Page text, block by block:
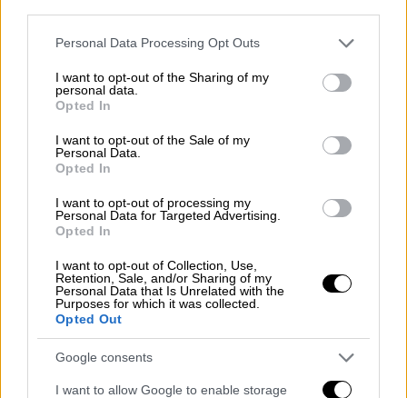
Please note that this website/app uses one or more Google
not limited to your visit or usage behaviour. You may click to
grant or deny consent to Google and its third-party tags to
use your data for below specified purposes in below Google
consent section.
Personal Data Processing Opt Outs
I want to opt-out of the Sharing of my
personal data.
Opted In
I want to opt-out of the Sale of my
Personal Data.
Opted In
I want to opt-out of processing my
Personal Data for Targeted Advertising.
Opted In
I want to opt-out of Collection, Use,
Retention, Sale, and/or Sharing of my
Personal Data that Is Unrelated with the
Purposes for which it was collected.
Opted Out
Google consents
I want to allow Google to enable storage
Our Network 13.02.2026 13:08
10 εστιατόρια για τον Άγιο Βαλεντίνο: Τα
πιο ρομαντικά hot spots της Αθήνας για
ένα αξέχαστο δείπνο
Από premium steak & lobster μέχρι
αυθεντική ιταλική φινέτσα